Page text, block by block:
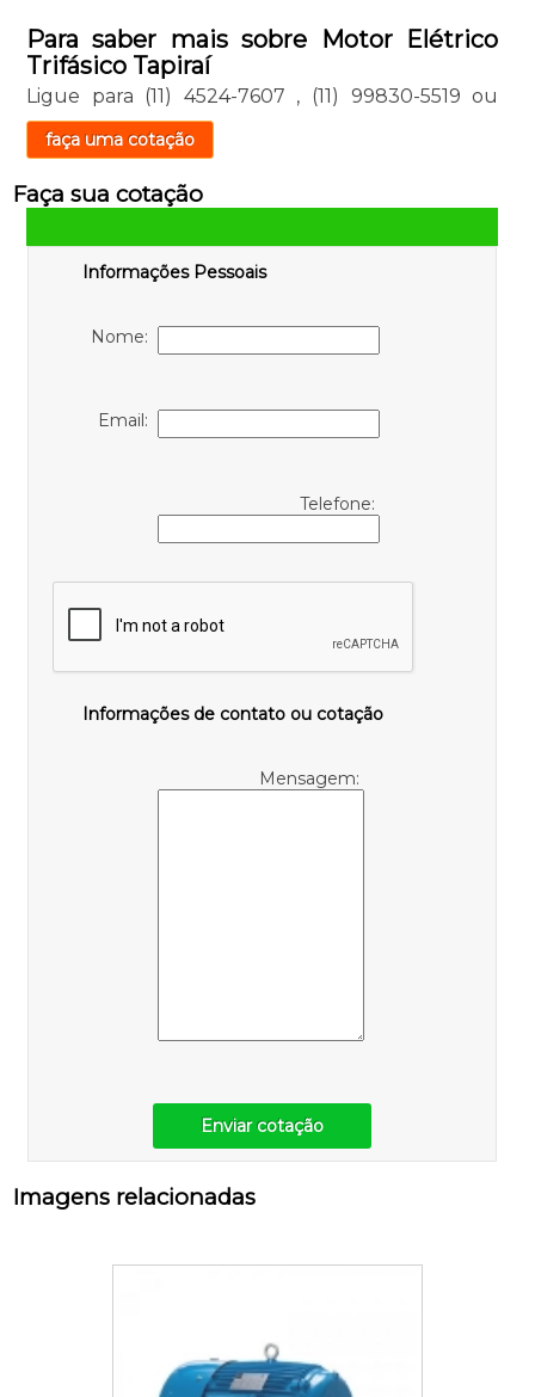
Para saber mais sobre Motor Elétrico
Trifásico Tapiraí
Ligue para (11) 4524-7607 , (11) 99830-5519 ou
faça uma cotação
Faça sua cotação
Informações Pessoais
Nome:
Email:
Telefone:
Informações de contato ou cotação
Mensagem:
Enviar cotação
Imagens relacionadas